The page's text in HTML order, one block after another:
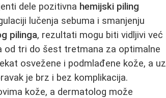
dele pozitivna hemijski piling
lučenja sebuma i smanjenju
pilinga, rezultati mogu biti vidljivi već
od tri do šest tretmana za optimalne
osvežene i podmlađene kože, a uz
je brz i bez komplikacija.
kože, a dermatolog može